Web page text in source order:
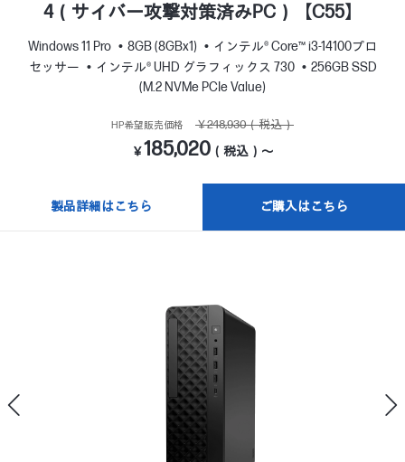
4（サイバー攻撃対策済みPC）【C55】
Windows 11 Pro 8GB (8GBx1)
インテル® Core™ i3-14100プロ
セッサー
インテル® UHD グラフィックス 730
256GB SSD
(M.2 NVMe PCIe Value)
HP希望販売価格 ￥248,930（税込）
￥185,020 （税込）～
製品詳細はこちら ご購入はこちら